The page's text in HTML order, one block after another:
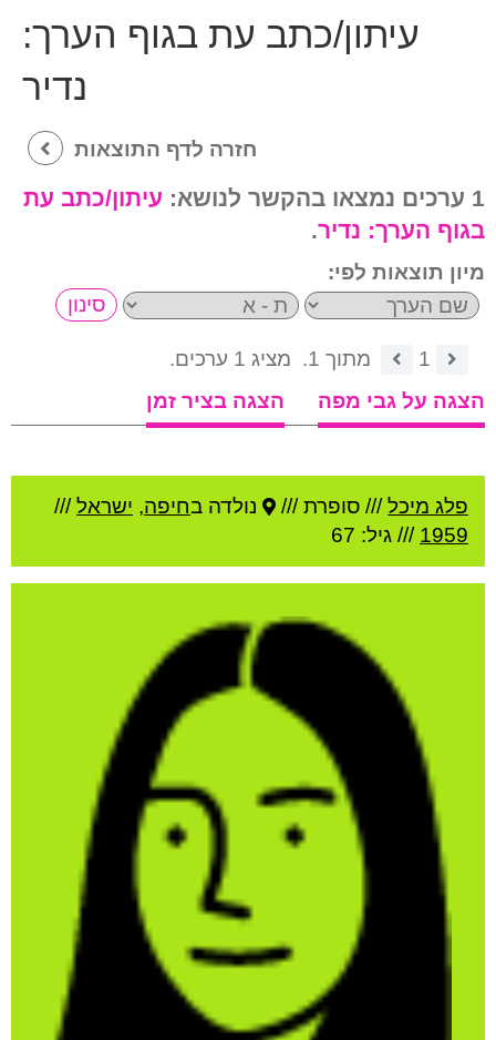
עיתון/כתב עת בגוף הערך:
נדיר
חזרה לדף התוצאות
1 ערכים נמצאו בהקשר לנושא:
עיתון/כתב עת
בגוף הערך: נדיר.
מיון תוצאות לפי:
1 מתוך 1.
מציג 1 ערכים.
הצגה על גבי מפה
הצגה בציר זמן
פלג מיכל/// סופרת /// נולדה בחיפה, ישראל///
1959 /// גיל: 67